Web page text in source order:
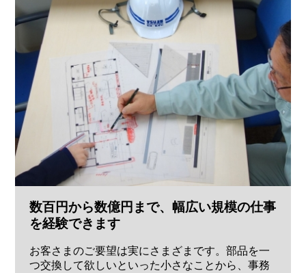
数百円から数億円まで、幅広い規模の仕事
を経験できます
お客さまのご要望は実にさまざまです。部品を一
つ交換して欲しいといった小さなことから、事務